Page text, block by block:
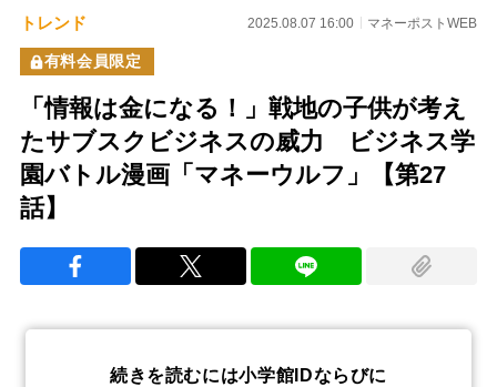
トレンド 2025.08.07 16:00 マネーポストWEB
有料会員限定
「情報は金になる！」戦地の子供が考え
たサブスクビジネスの威力 ビジネス学
園バトル漫画「マネーウルフ」【第27
話】
続きを読むには小学館IDならびに